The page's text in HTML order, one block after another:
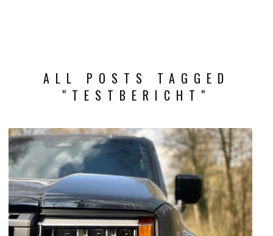
ALL POSTS TAGGED
"TESTBERICHT"